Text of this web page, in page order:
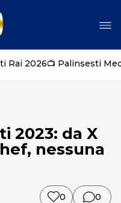
Rai 2026📺 Palinsesti
2023: da X
nessuna
0 0